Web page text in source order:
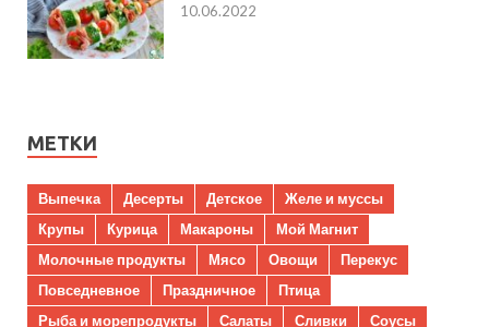
10.06.2022
МЕТКИ
Выпечка Десерты Детское
Желе и муссы
Крупы
Курица Макароны
Мой Магнит
Молочные продукты
Мясо Овощи
Перекус
Повседневное
Праздничное
Птица
Рыба и морепродукты
Салаты Сливки
Соусы